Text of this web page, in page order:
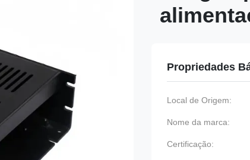
Propriedades
Local de Origem:
Nome da marca:
Certificação: